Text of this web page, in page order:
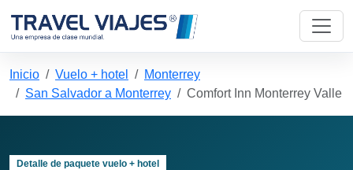
Inicio Vuelo + hotel
Monterrey
San Salvador a Monterrey
Comfort Inn Monterrey Valle
Detalle de paquete vuelo + hotel